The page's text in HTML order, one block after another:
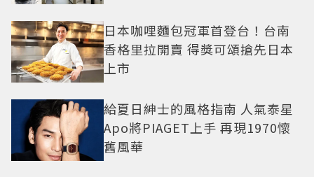
日本咖哩麵包冠軍首登台！台南
香格里拉開賣 得獎可頌搶先日本
上市
給夏日紳士的風格指南 人氣泰星
Apo將PIAGET上手 再現1970懷
舊風華